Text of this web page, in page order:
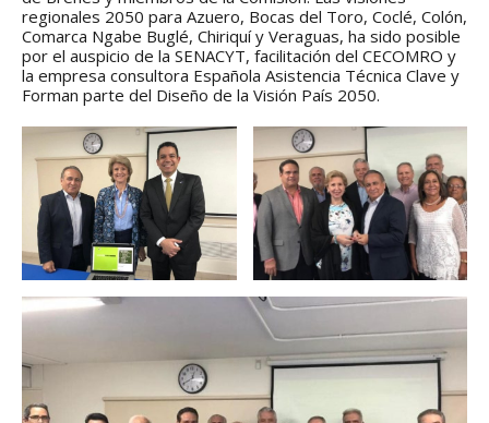
regionales 2050 para Azuero, Bocas del Toro, Coclé, Colón,
Comarca Ngabe Buglé, Chiriquí y Veraguas, ha sido posible
por el auspicio de la SENACYT, facilitación del CECOMRO y
la empresa consultora Española Asistencia Técnica Clave y
Forman parte del Diseño de la Visión País 2050.
Estratégico de Gobierno 2025-
2029
27 diciembre, 2024
Presentación de
Avances del proyecto
Soluciones Integrales
de Acceso Universal a
la Energía
13 noviembre, 2024
Raúl Mulino
6 septiembre, 2024
Encuentro de
Lideresas para
Fortalecimiento
Integral de la
Gobernanza y Derechos
Humanos en la CNB con
Enfoque de Género
31 julio, 2024